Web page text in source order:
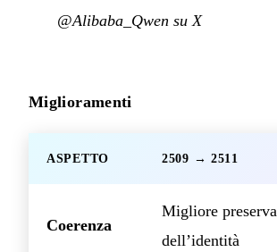
@Alibaba_Qwen su X
Miglioramenti
ASPETTO 2509 → 2511
Coerenza
Migliore
dell’identità